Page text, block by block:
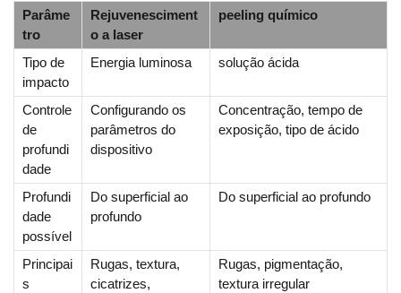
Parâme
tro
Rejuvenesciment
o a laser
peeling químico
Tipo de
impacto
Energia luminosa solução ácida
Controle
de
profundi
dade
Configurando os
parâmetros do
dispositivo
Concentração, tempo de
exposição, tipo de ácido
Profundi
dade
possível
Do superficial ao
profundo
Do superficial ao profundo
Principai
s
Rugas, textura,
cicatrizes,
Rugas, pigmentação,
textura irregular